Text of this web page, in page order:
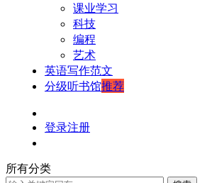
课业学习
科技
编程
艺术
英语写作范文
分级听书馆推荐
登录注册
所有分类